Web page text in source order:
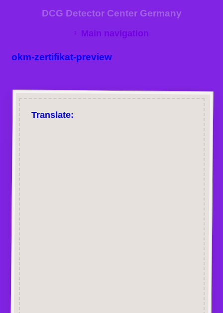
DCG Detector Center Germany
Main navigation
okm-zertifikat-preview
Translate: